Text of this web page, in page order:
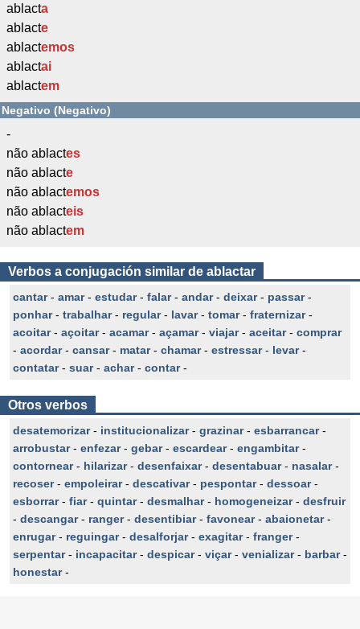
ablacta
ablacte
ablactemos
ablactai
ablactem
Negativo (Negativo)
-
não ablactes
não ablacte
não ablactemos
não ablacteis
não ablactem
Verbos a conjugación similar de ablactar
cantar- amar- estudar- falar- andar- deixar- passar-
ponhar- trabalhar- regular- lavar- tomar- fraternizar-
acoitar- açoitar- acamar- açamar- viajar- aceitar- comprar
- acordar- cansar- matar- chamar- estressar- levar-
contatar- suar- achar- contar-
Otros verbos
desatemorizar- institucionalizar- grazinar- esbarrancar-
arrobustar- enfezar- gebar- escardear- engambitar-
contornear- hilarizar- desenfaixar- desentabuar- nasalar-
recoser- empoleirar- descativar- pespontar- dessoar-
esborrar- fiar- quintar- desmalhar- homogeneizar- desfruir
- descangar- ranger- desentibiar- favonear- abaionetar-
enrugar- reguingar- desalforjar- exagitar- franger-
serpentar- incapacitar- despicar- viçar- venializar- barbar-
honestar-